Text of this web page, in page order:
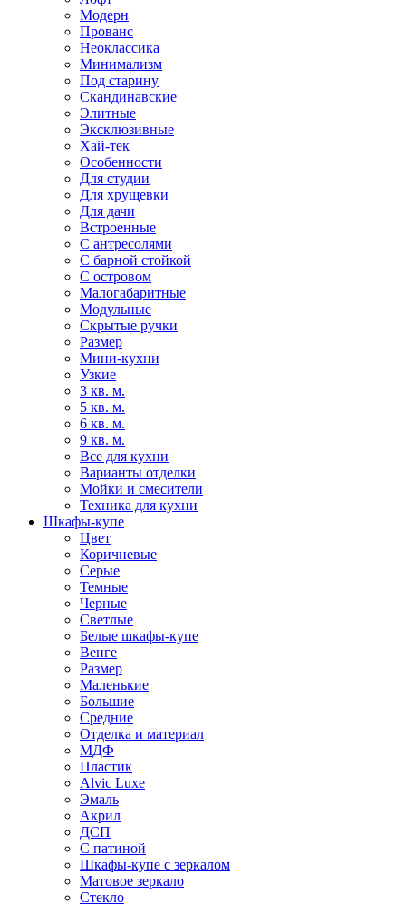
Модерн
Прованс
Неоклассика
Минимализм
Под старину
Скандинавские
Элитные
Эксклюзивные
Хай-тек
Особенности
Для студии
Для хрущевки
Для дачи
Встроенные
С антресолями
С барной стойкой
С островом
Малогабаритные
Модульные
Скрытые ручки
Размер
Мини-кухни
Узкие
3 кв. м.
5 кв. м.
6 кв. м.
9 кв. м.
Все для кухни
Варианты отделки
Мойки и смесители
Техника для кухни
Шкафы-купе
Цвет
Коричневые
Серые
Темные
Черные
Светлые
Белые шкафы-купе
Венге
Размер
Маленькие
Большие
Средние
Отделка и материал
МДФ
Пластик
Alvic Luxe
Эмаль
Акрил
ДСП
С патиной
Шкафы-купе с зеркалом
Матовое зеркало
Стекло